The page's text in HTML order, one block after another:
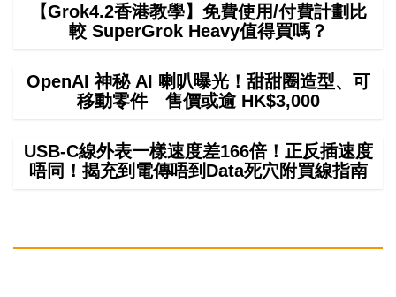
【Grok4.2香港教學】免費使用/付費計劃比
較 SuperGrok Heavy值得買嗎？
OpenAI 神秘 AI 喇叭曝光！甜甜圈造型、可
移動零件 售價或逾 HK$3,000
USB-C線外表一樣速度差166倍！正反插速度
唔同！揭充到電傳唔到Data死穴附買線指南